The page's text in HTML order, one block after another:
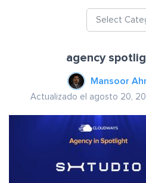
Select
agency
Mansoor
Actualizado el agosto 20,